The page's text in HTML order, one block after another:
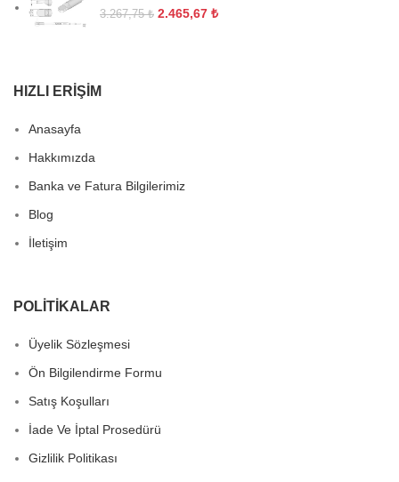
3.267,75₺ 2.465,67 ₺
HIZLI ERIŞIM
Anasayfa
Hakkımızda
Banka ve Fatura Bilgilerimiz
Blog
İletişim
POLITIKALAR
Üyelik Sözleşmesi
Ön Bilgilendirme Formu
Satış Koşulları
İade Ve İptal Prosedürü
Gizlilik Politikası